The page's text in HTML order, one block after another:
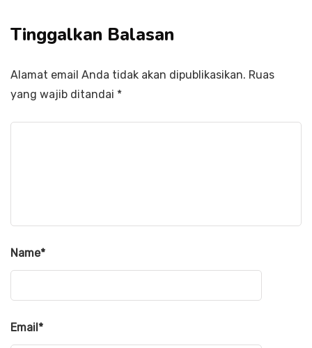
Tinggalkan Balasan
Alamat email Anda tidak akan dipublikasikan. Ruas
yang wajib ditandai *
Name*
Email*